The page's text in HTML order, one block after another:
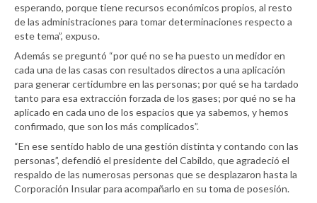
esperando, porque tiene recursos económicos propios, al resto
de las administraciones para tomar determinaciones respecto a
este tema”, expuso.
Además se preguntó “por qué no se ha puesto un medidor en
cada una de las casas con resultados directos a una aplicación
para generar certidumbre en las personas; por qué se ha tardado
tanto para esa extracción forzada de los gases; por qué no se ha
aplicado en cada uno de los espacios que ya sabemos, y hemos
confirmado, que son los más complicados”.
“En ese sentido hablo de una gestión distinta y contando con las
personas”, defendió el presidente del Cabildo, que agradeció el
respaldo de las numerosas personas que se desplazaron hasta la
Corporación Insular para acompañarlo en su toma de posesión.